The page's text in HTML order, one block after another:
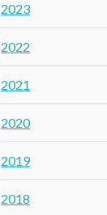
2023
2022
2021
2020
2019
2018